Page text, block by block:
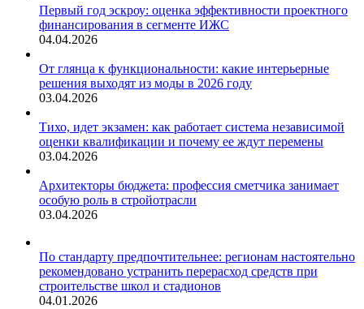
Первый год эскроу: оценка эффективности проектного
финансирования в сегменте ИЖС
04.04.2026
От глянца к функциональности: какие интерьерные
решения выходят из моды в 2026 году
03.04.2026
Тихо, идет экзамен: как работает система независимой
оценки квалификации и почему ее ждут перемены
03.04.2026
Архитекторы бюджета: профессия сметчика занимает
особую роль в стройотрасли
03.04.2026
По стандарту предпочтительнее: регионам настоятельно
рекомендовано устранить перерасход средств при
строительстве школ и стадионов
04.01.2026